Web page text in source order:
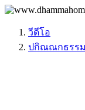
วีดีโอ
ปกิณณกธรรม